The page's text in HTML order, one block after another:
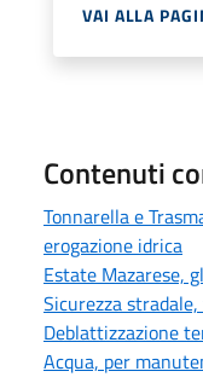
VAI ALLA
Contenuti
Tonnarella e
erogazione idrica
Estate Mazarese,
Sicurezza
Deblattizzazione
Acqua, per